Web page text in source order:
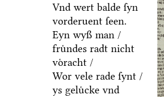
Vnd wert balde ſyn
vorderuent ſeen.
Eyn wyß man /
fruͤndes radt nicht
voͤracht /
Wor vele rade ſynt /
ys geluͤcke vnd